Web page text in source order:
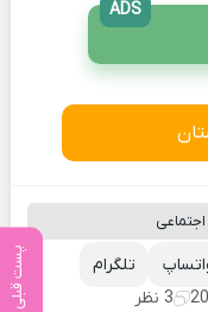
پست قبلی
ADS
تلگرام
3 نظر